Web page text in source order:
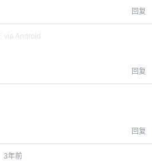
回复
via Android
回复
回复
3年前